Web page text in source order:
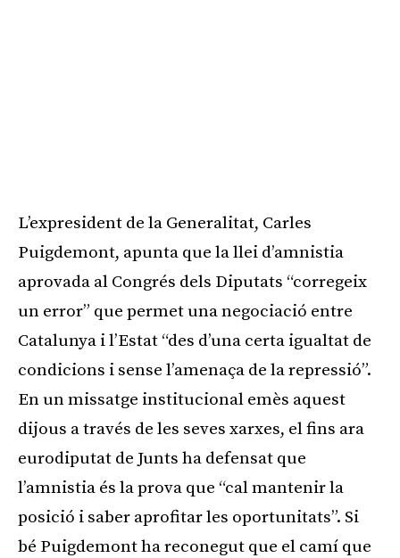
L’expresident de la Generalitat, Carles
Puigdemont, apunta que la llei d’amnistia
aprovada al Congrés dels Diputats “corregeix
un error” que permet una negociació entre
Catalunya i l’Estat “des d’una certa igualtat de
condicions i sense l’amenaça de la repressió”.
En un missatge institucional emès aquest
dijous a través de les seves xarxes, el fins ara
eurodiputat de Junts ha defensat que
l’amnistia és la prova que “cal mantenir la
posició i saber aprofitar les oportunitats”. Si
bé Puigdemont ha reconegut que el camí que